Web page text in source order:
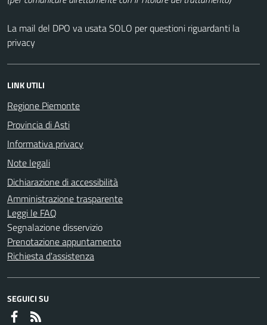
La mail del DPO va usata SOLO per questioni riguardanti la
privacy
LINK UTILI
Regione Piemonte
Provincia di Asti
Informativa privacy
Note legali
Dichiarazione di accessibilità
Amministrazione trasparente
Leggi le FAQ
Segnalazione disservizio
Prenotazione appuntamento
Richiesta d'assistenza
SEGUICI SU